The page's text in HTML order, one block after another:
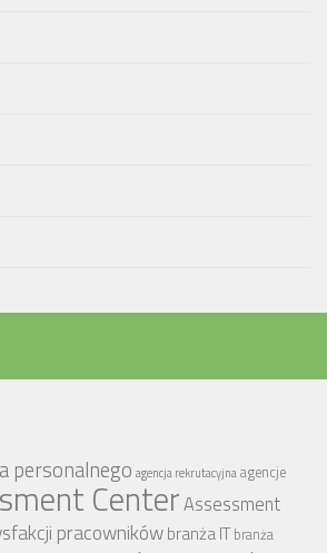
personalnego agencja rekrutacyjnaagencje
CenterAssessment
pracownikówbranża IT branża